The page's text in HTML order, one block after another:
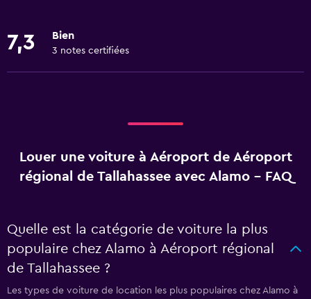
7,3 Bien
3 notes certifiées
Louer une voiture à Aéroport de Aéroport
régional de Tallahassee avec Alamo - FAQ
Quelle est la catégorie de voiture la plus
populaire chez Alamo à Aéroport régional
de Tallahassee ?
Les types de voiture de location les plus populaires chez Alamo à